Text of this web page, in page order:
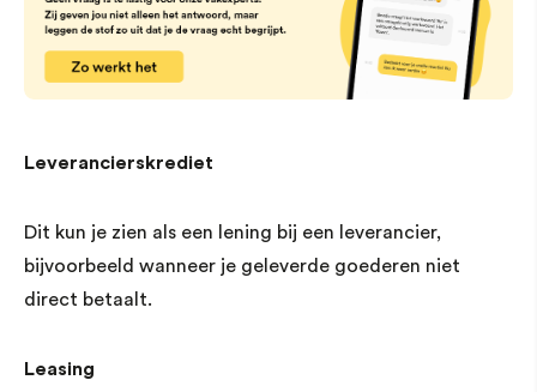
Leverancierskrediet
Dit kun je zien als een lening bij een leverancier,
bijvoorbeeld wanneer je geleverde goederen niet
direct betaalt.
Leasing